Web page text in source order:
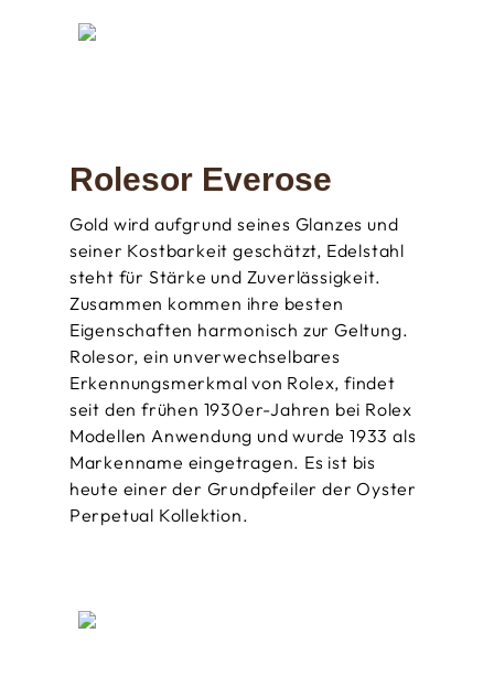
Rolesor Everose
Gold wird aufgrund seines Glanzes und
seiner Kostbarkeit geschätzt, Edelstahl
steht für Stärke und Zuverlässigkeit.
Zusammen kommen ihre besten
Eigenschaften harmonisch zur Geltung.
Rolesor, ein unverwechsel­bares
Erkennungs­merkmal von Rolex, findet
seit den frühen 1930er-Jahren bei Rolex
Modellen Anwendung und wurde 1933 als
Markenname eingetragen. Es ist bis
heute einer der Grundpfeiler der Oyster
Perpetual Kollektion.